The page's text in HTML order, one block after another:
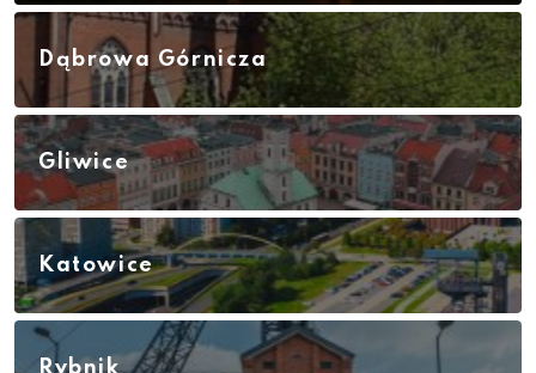
Dąbrowa Górnicza
Gliwice
Katowice
Rybnik